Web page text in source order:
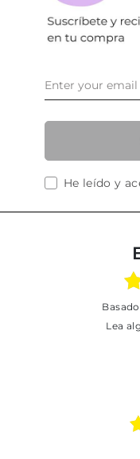
He leído y
Lea algunas de las opiniones